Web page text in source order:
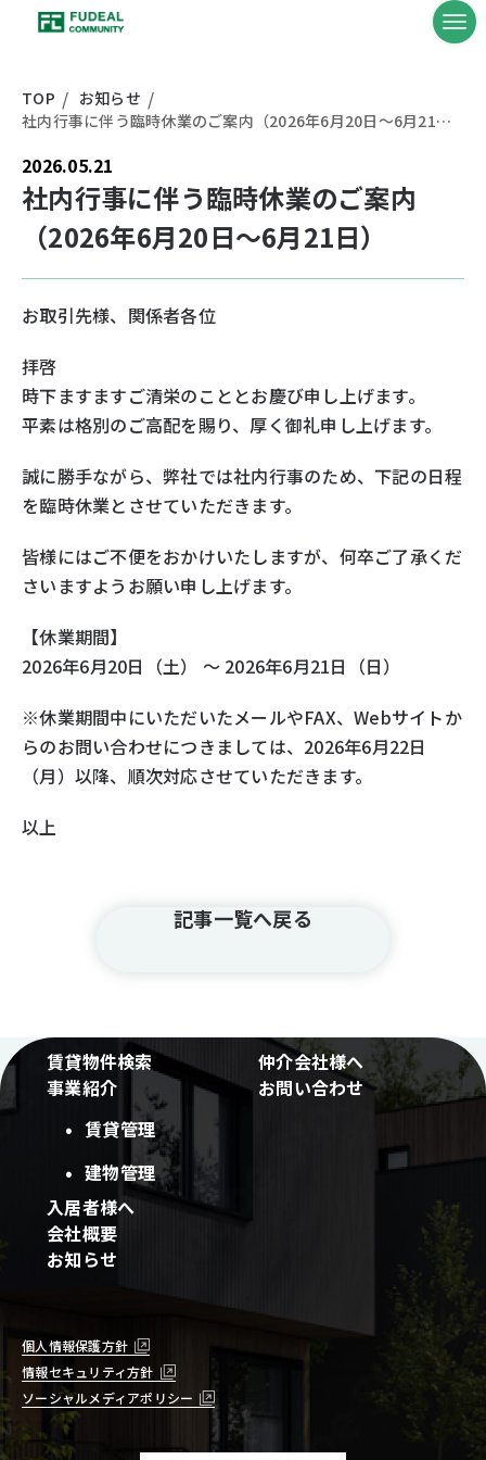
TOP
お知らせ
社内行事に伴う臨時休業のご案内（2026年6月20日～6月21日）
2026.05.21
社内行事に伴う臨時休業のご案内
（2026年6月20日～6月21日）
お取引先様、関係者各位
拝啓
時下ますますご清栄のこととお慶び申し上げます。
平素は格別のご高配を賜り、厚く御礼申し上げます。
誠に勝手ながら、弊社では社内行事のため、下記の日程
を臨時休業とさせていただきます。
皆様にはご不便をおかけいたしますが、何卒ご了承くだ
さいますようお願い申し上げます。
【休業期間】
2026年6月20日（土） ～ 2026年6月21日（日）
※休業期間中にいただいたメールやFAX、Webサイトか
らのお問い合わせにつきましては、2026年6月22日
（月）以降、順次対応させていただきます。
以上
記事一覧へ戻る
賃貸物件検索
事業紹介
賃貸管理
建物管理
入居者様へ
会社概要
お知らせ
仲介会社様へ
お問い合わせ
個人情報保護方針
ソーシャルメディアポリシー
情報セキュリティ方針